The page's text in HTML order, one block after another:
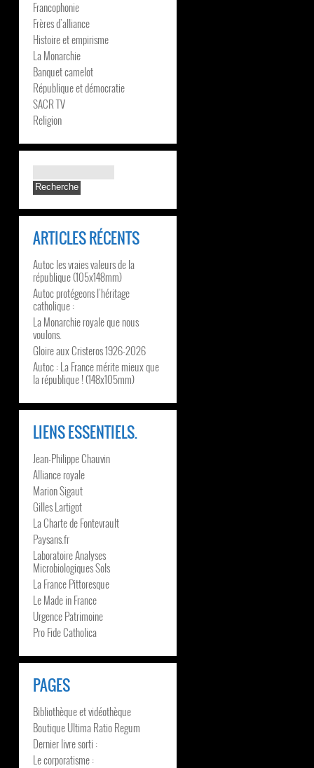
Francophonie
Frères d’alliance
Histoire et empirisme
La Monarchie
Banquet camelot
République et démocratie
SACR TV
Religion
ARTICLES RÉCENTS
Autoc les vraies valeurs de la
république (105x148mm)
Autoc protégeons l’héritage
catholique :
La Monarchie royale que nous
voulons.
Gloire aux Cristeros 1926-2026
Autoc : La France mérite mieux que
la république ! (148x105mm)
LIENS ESSENTIELS.
Jean-Philippe Chauvin
Alliance royale
Marion Sigaut
Gilles Lartigot
La Charte de Fontevrault
Paysans.fr
Laboratoire Analyses
Microbiologiques Sols
La France Pittoresque
Le Made in France
Urgence Patrimoine
Pro Fide Catholica
PAGES
Bibliothèque et vidéothèque
Boutique Ultima Ratio Regum
Dernier livre sorti :
Le corporatisme :